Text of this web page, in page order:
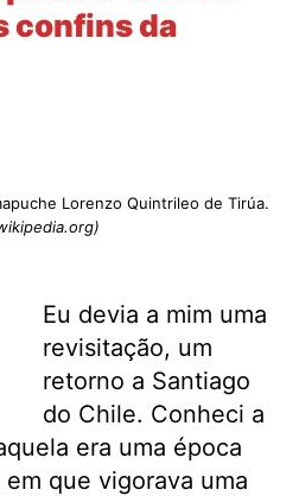
confins da
Lorenzo Quintrileo de Tirúa.
Eu devia a mim uma
revisitação, um
retorno a Santiago
do Chile. Conheci a
era uma época
que vigorava uma